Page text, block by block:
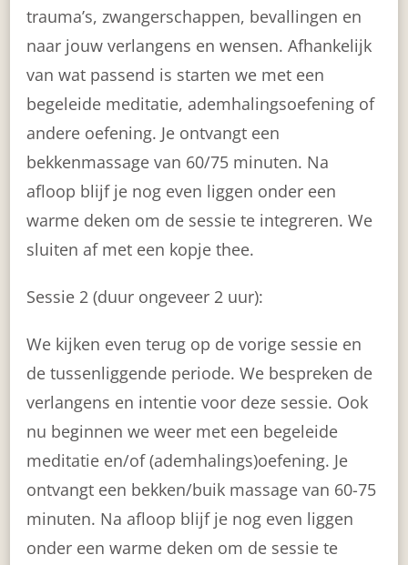
trauma’s, zwangerschappen, bevallingen en
naar jouw verlangens en wensen. Afhankelijk
van wat passend is starten we met een
begeleide meditatie, ademhalingsoefening of
andere oefening. Je ontvangt een
bekkenmassage van 60/75 minuten. Na
afloop blijf je nog even liggen onder een
warme deken om de sessie te integreren. We
sluiten af met een kopje thee.
Sessie 2 (duur ongeveer 2 uur):
We kijken even terug op de vorige sessie en
de tussenliggende periode. We bespreken de
verlangens en intentie voor deze sessie. Ook
nu beginnen we weer met een begeleide
meditatie en/of (ademhalings)oefening. Je
ontvangt een bekken/buik massage van 60-75
minuten. Na afloop blijf je nog even liggen
onder een warme deken om de sessie te